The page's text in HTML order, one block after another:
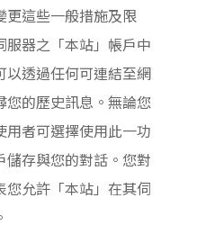
更這些一般措施及限
器之「本站」帳戶中
以透過任何可連結至網
您的歷史訊息。無論您
用者可選擇使用此一功
儲存與您的對話。您對
允許「本站」在其伺